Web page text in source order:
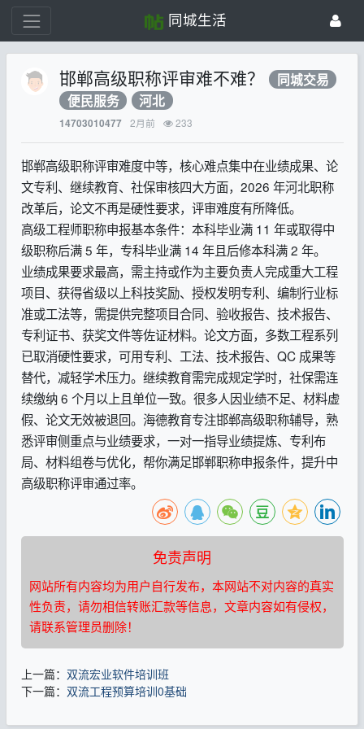
同城生活
邯郸高级职称评审难不难？ 同城交易
便民服务
河北
14703010477 2月前 233
邯郸高级职称评审难度中等，核心难点集中在业绩成果、论
文专利、继续教育、社保审核四大方面，2026 年河北职称
改革后，论文不再是硬性要求，评审难度有所降低。
高级工程师职称申报基本条件：本科毕业满 11 年或取得中
级职称后满 5 年，专科毕业满 14 年且后修本科满 2 年。
业绩成果要求最高，需主持或作为主要负责人完成重大工程
项目、获得省级以上科技奖励、授权发明专利、编制行业标
准或工法等，需提供完整项目合同、验收报告、技术报告、
专利证书、获奖文件等佐证材料。论文方面，多数工程系列
已取消硬性要求，可用专利、工法、技术报告、QC 成果等
替代，减轻学术压力。继续教育需完成规定学时，社保需连
续缴纳 6 个月以上且单位一致。很多人因业绩不足、材料虚
假、论文无效被退回。海德教育专注邯郸高级职称辅导，熟
悉评审侧重点与业绩要求，一对一指导业绩提炼、专利布
局、材料组卷与优化，帮你满足邯郸职称申报条件，提升中
高级职称评审通过率。
免责声明
网站所有内容均为用户自行发布，本网站不对内容的真实
性负责，请勿相信转账汇款等信息，文章内容如有侵权，
请联系管理员删除！
上一篇： 双流宏业软件培训班
下一篇： 双流工程预算培训0基础